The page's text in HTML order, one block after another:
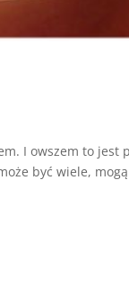
I owszem to jest
być wiele,